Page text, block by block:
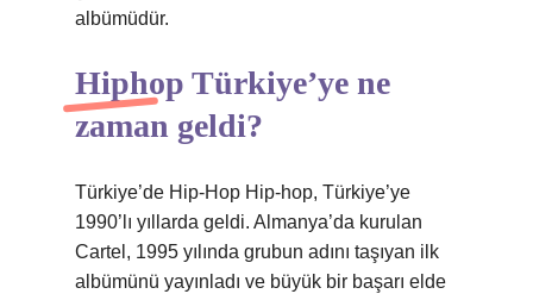
albümüdür.
Hiphop Türkiye’ye ne
zaman geldi?
Türkiye’de Hip-Hop Hip-hop, Türkiye’ye
1990’lı yıllarda geldi. Almanya’da kurulan
Cartel, 1995 yılında grubun adını taşıyan ilk
albümünü yayınladı ve büyük bir başarı elde